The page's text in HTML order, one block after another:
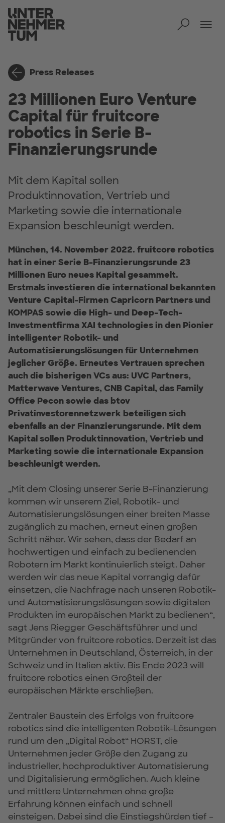
Press Releases
23 Millionen Euro Venture
Capital für fruitcore
robotics in Serie B-
Finanzierungsrunde
Mit dem Kapital sollen
Produktinnovation, Vertrieb und
Marketing sowie die internationale
Expansion beschleunigt werden.
München, 14. November 2022. fruitcore robotics
hat in einer Serie B-Finanzierungsrunde 23
Millionen Euro neues Kapital gesammelt.
Erstmals investieren die international bekannten
Venture Capital-Firmen Capricorn Partners und
KOMPAS sowie die High- und Deep-Tech-
Investmentfirma XAI technologies in den Pionier
intelligenter Robotik- und
Automatisierungslösungen für Unternehmen
jeglicher Größe. Erneutes Vertrauen sprechen
auch die bisherigen VCs aus: UVC Partners,
Matterwave Ventures, CNB Capital, das Family
Office Pecon sowie das btov
Privatinvestorennetzwerk beteiligen sich
ebenfalls an der Finanzierungsrunde. Mit dem
Kapital sollen Produktinnovation, Vertrieb und
Marketing sowie die internationale Expansion
beschleunigt werden.
„Mit dem Closing unserer Serie B-Finanzierung
kommen wir unserem Ziel, Robotik- und
Automatisierungslösungen einer breiten Masse
zugänglich zu machen, erneut einen großen
Schritt näher. Wir sehen, dass der Bedarf an
hochwertigen und einfach zu bedienenden
Robotern im Markt kontinuierlich steigt. Daher
werden wir das neue Kapital vorrangig dafür
einsetzen, die Nachfrage nach unseren Robotik-
und Automatisierungslösungen sowie digitalen
Produkten im europäischen Markt zu bedienen“,
sagt Jens Riegger Geschäftsführer und und
Mitgründer von fruitcore robotics. Derzeit ist das
Unternehmen in Deutschland, Österreich, in der
Schweiz und in Italien aktiv. Bis Ende 2023 will
fruitcore robotics einen Großteil der
europäischen Märkte erschließen.
Zentraler Baustein des Erfolgs von fruitcore
robotics sind die intelligenten Robotik-Lösungen
rund um den „Digital Robot“ HORST, die
Unternehmen jeder Größe den Zugang zu
industrieller, hochproduktiver Automatisierung
und Digitalisierung ermöglichen. Auch kleine
und mittlere Unternehmen ohne große
Erfahrung können einfach und schnell
einsteigen. Dabei sind die Einstiegshürden tief –